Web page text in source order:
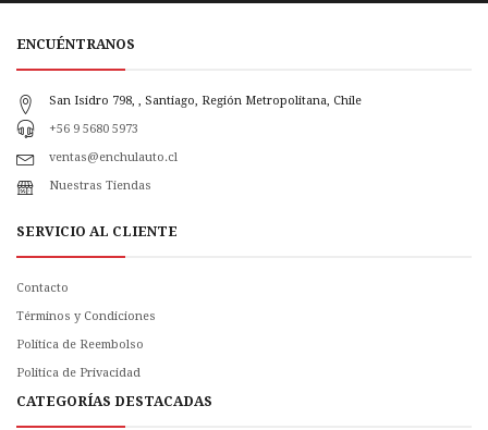
ENCUÉNTRANOS
San Isidro 798, , Santiago, Región Metropolitana, Chile
+56 9 5680 5973
ventas@enchulauto.cl
Nuestras Tiendas
SERVICIO AL CLIENTE
Contacto
Términos y Condiciones
Política de Reembolso
Politica de Privacidad
CATEGORÍAS DESTACADAS